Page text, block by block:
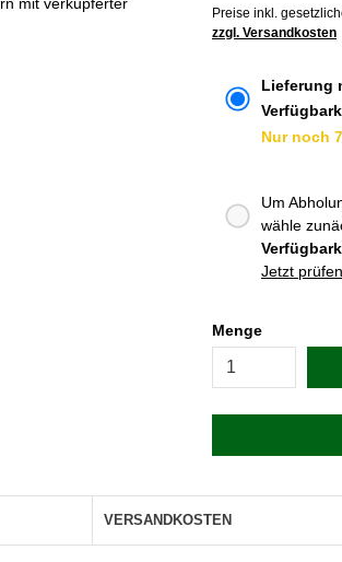
Preise inkl.
zzgl. Versandkosten
mit verkupferter
Lieferung
Nur noch
Um
wähle
Jetzt
Menge
VERSANDKOSTEN